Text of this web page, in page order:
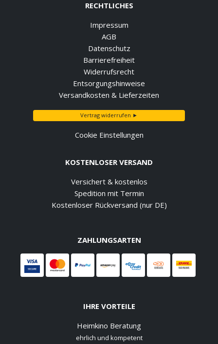
RECHTLICHES
Impressum
AGB
Datenschutz
Barrierefreiheit
Widerrufsrecht
Entsorgungshinweise
Versandkosten & Lieferzeiten
Vertrag widerrufen ►
Cookie Einstellungen
KOSTENLOSER VERSAND
Versichert & kostenlos
Spedition mit Termin
Kostenloser Rückversand (nur DE)
ZAHLUNGSARTEN
IHRE VORTEILE
Heimkino Beratung
ehrlich und kompetent